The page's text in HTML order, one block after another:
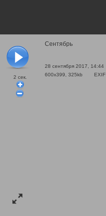
2 сек.
Сентябрь
28 сентября 2017, 14:44
600x399, 325kb
EXIF